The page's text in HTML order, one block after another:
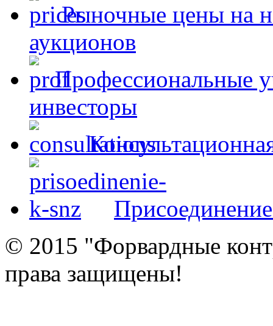
Рыночные цены на
аукционов
Профессиональные
инвесторы
© 2015 "Форвардные
права защищены!